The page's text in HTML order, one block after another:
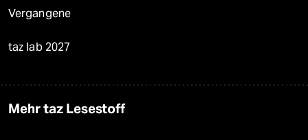
Vergangene
taz lab 2027
Mehr taz Lesestoff